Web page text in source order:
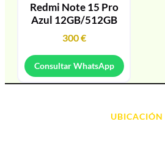
Redmi Note 15 Pro
Azul 12GB/512GB
300€
Consultar WhatsApp
UBICACIÓN